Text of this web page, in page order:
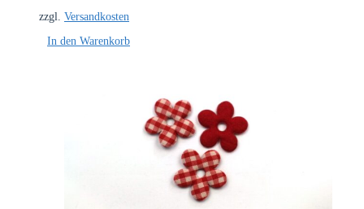
zzgl. Versandkosten
In den Warenkorb